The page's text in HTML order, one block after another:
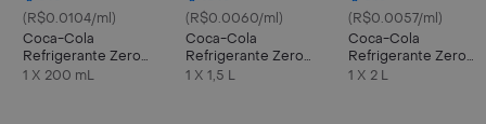
(R$0.0104/ml)
Coca-Cola
Refrigerante Zero
Açúcar Mini Garrafa
1 X 200 mL
(R$0.0060/ml)
Coca-Cola
Refrigerante Zero
Açúcar Garrafa 1.5 l
1 X 1,5 L
(R$0.0057/ml)
Coca-Cola
Refrigerante Zero
Açúcar Garrafa
1 X 2 L